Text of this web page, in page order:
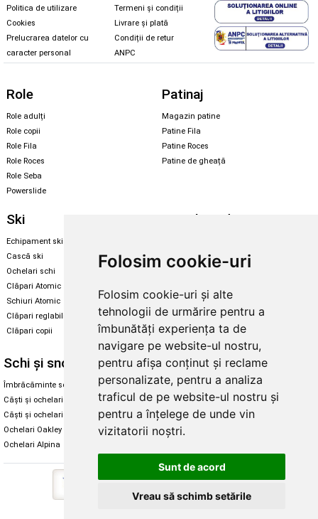
Folosim cookie-uri
Folosim cookie-uri și alte
tehnologii de urmărire pentru a
îmbunătăți experiența ta de
navigare pe website-ul nostru,
pentru afișa conținut și reclame
personalizate, pentru a analiza
traficul de pe website-ul nostru și
pentru a înțelege de unde vin
vizitatorii noștri.
Sunt de acord
Vreau să schimb setările
Politica de utilizare
Cookies
Prelucrarea datelor cu
caracter personal
Termeni și condiții
Livrare și plată
Condiții de retur
ANPC
Role
Role adulți
Role copii
Role Fila
Role Roces
Role Seba
Powerslide
Patinaj
Magazin patine
Patine Fila
Patine Roces
Patine de gheață
Ski
Echipament ski
Cască ski
Ochelari schi
Clăpari Atomic
Schiuri Atomic
Clăpari reglabili
Clăpari copii
Snowboard
Echipament snowboard
Legături Rome SDS
Skate & longboard
Enuff Skateboards
Schi și snowboard
Îmbrăcăminte schi și snowboard
Căști și ochelari de iarnă
Căști și ochelari Alpina
Ochelari Oakley
Ochelari Alpina
Diverse
Cum aleg rolele
Cum aleg ochelarii
Ochelari de soare Oakley
Ochelari de soare Alpina